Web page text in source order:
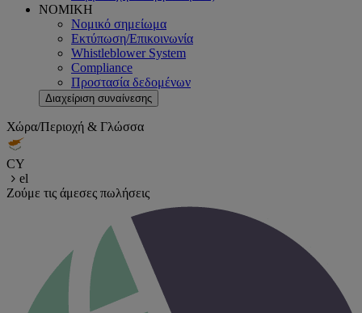
ΝΟΜΙΚΗ
Νομικό σημείωμα
Εκτύπωση/Επικοινωνία
Whistleblower System
Compliance
Προστασία δεδομένων
Διαχείριση συναίνεσης
Χώρα/Περιοχή & Γλώσσα
CY
el
Ζούμε τις άμεσες πωλήσεις